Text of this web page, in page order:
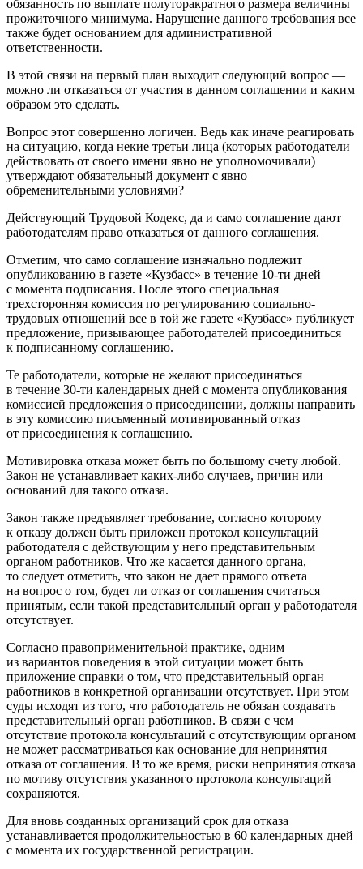
обязанность по выплате полуторакратного размера величины
прожиточного минимума. Нарушение данного требования все
также будет основанием для административной
ответственности.
В этой связи на первый план выходит следующий вопрос —
можно ли отказаться от участия в данном соглашении и каким
образом это сделать.
Вопрос этот совершенно логичен. Ведь как иначе реагировать
на ситуацию, когда некие третьи лица (которых работодатели
действовать от своего имени явно не уполномочивали)
утверждают обязательный документ с явно
обременительными условиями?
Действующий Трудовой Кодекс, да и само соглашение дают
работодателям право отказаться от данного соглашения.
Отметим, что само соглашение изначально подлежит
опубликованию в газете «Кузбасс» в течение 10-ти дней
с момента подписания. После этого специальная
трехсторонняя комиссия по регулированию социально-
трудовых отношений все в той же газете «Кузбасс» публикует
предложение, призывающее работодателей присоединиться
к подписанному соглашению.
Те работодатели, которые не желают присоединяться
в течение 30-ти календарных дней с момента опубликования
комиссией предложения о присоединении, должны направить
в эту комиссию письменный мотивированный отказ
от присоединения к соглашению.
Мотивировка отказа может быть по большому счету любой.
Закон не устанавливает каких-либо случаев, причин или
оснований для такого отказа.
Закон также предъявляет требование, согласно которому
к отказу должен быть приложен протокол консультаций
работодателя с действующим у него представительным
органом работников. Что же касается данного органа,
то следует отметить, что закон не дает прямого ответа
на вопрос о том, будет ли отказ от соглашения считаться
принятым, если такой представительный орган у работодателя
отсутствует.
Согласно правоприменительной практике, одним
из вариантов поведения в этой ситуации может быть
приложение справки о том, что представительный орган
работников в конкретной организации отсутствует. При этом
суды исходят из того, что работодатель не обязан создавать
представительный орган работников. В связи с чем
отсутствие протокола консультаций с отсутствующим органом
не может рассматриваться как основание для непринятия
отказа от соглашения. В то же время, риски непринятия отказа
по мотиву отсутствия указанного протокола консультаций
сохраняются.
Для вновь созданных организаций срок для отказа
устанавливается продолжительностью в 60 календарных дней
с момента их государственной регистрации.